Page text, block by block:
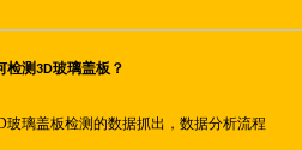
检测3D玻璃盖板？
玻璃盖板检测的数据抓出，数据分析流程